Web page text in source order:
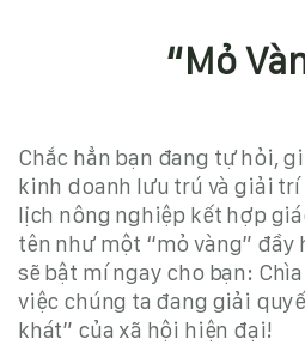
“Mỏ
Chắc hẳn bạn đang tự hỏi,
kinh doanh lưu trú và giải trí
lịch nông nghiệp kết hợp
tên như một “mỏ vàng” đầy
sẽ bật mí ngay cho bạn:
việc chúng ta đang giải
khát” của xã hội hiện đại!